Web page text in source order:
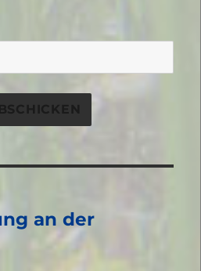
an der